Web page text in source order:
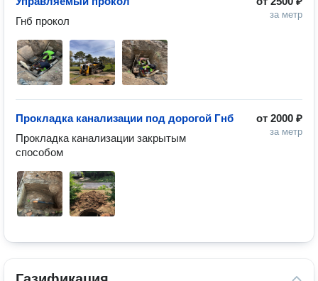
за метр
Гнб прокол
от 2000 ₽
за метр
Прокладка канализации под дорогой Гнб
Прокладка канализации закрытым
способом